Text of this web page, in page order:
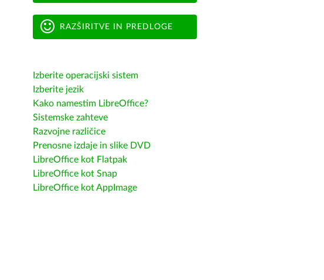
RAZŠIRITVE IN PREDLOGE
Izberite operacijski sistem
Izberite jezik
Kako namestim LibreOffice?
Sistemske zahteve
Razvojne različice
Prenosne izdaje in slike DVD
LibreOffice kot Flatpak
LibreOffice kot Snap
LibreOffice kot AppImage